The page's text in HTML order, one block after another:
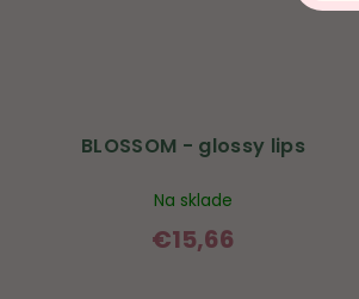
BLOSSOM - glossy lips
Na sklade
€15,66